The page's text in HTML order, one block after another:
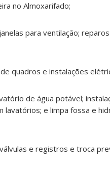
no Almoxarifado;
para ventilação;
quadros e instalações
de água potável;
lavatórios; e limpa fossa e
e registros e troca